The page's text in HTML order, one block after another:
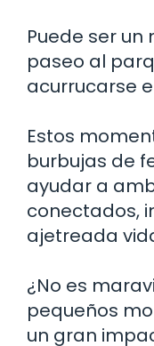
Puede ser
paseo al
acurrucarse
Estos
burbujas de
ayudar a
conectados,
ajetreada
¿No es
pequeños
un gran